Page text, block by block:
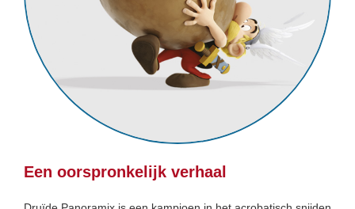
Een oorspronkelijk verhaal